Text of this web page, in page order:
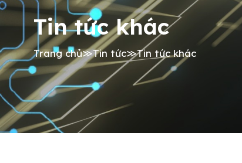
Tin tức khác
Trang chủ≫Tin tức≫Tin tức khác